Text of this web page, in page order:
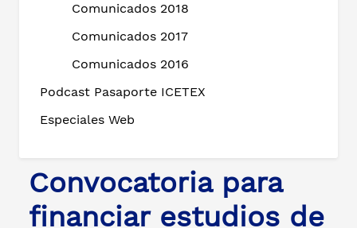
Comunicados 2018
Comunicados 2017
Comunicados 2016
Podcast Pasaporte ICETEX
Especiales Web
Convocatoria para
financiar estudios de